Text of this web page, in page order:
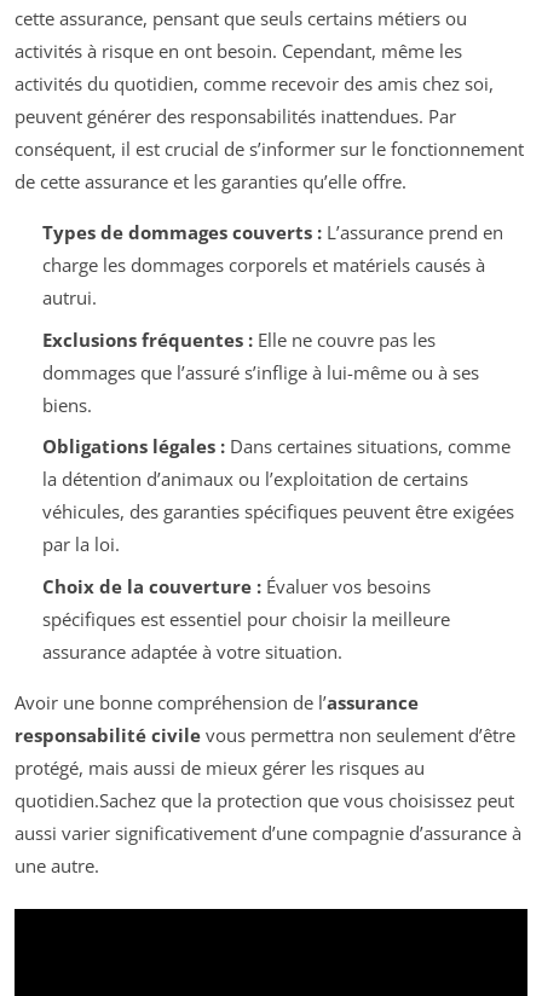
cette assurance, pensant que seuls certains métiers ou
activités à risque en ont besoin. Cependant, même les
activités du quotidien, comme recevoir des amis chez soi,
peuvent générer des responsabilités inattendues. Par
conséquent, il est crucial de s’informer sur le fonctionnement
de cette assurance et les garanties qu’elle offre.
Types de dommages couverts :L’assurance prend en
charge les dommages corporels et matériels causés à
autrui.
Exclusions fréquentes :Elle ne couvre pas les
dommages que l’assuré s’inflige à lui-même ou à ses
biens.
Obligations légales :Dans certaines situations, comme
la détention d’animaux ou l’exploitation de certains
véhicules, des garanties spécifiques peuvent être exigées
par la loi.
Choix de la couverture :Évaluer vos besoins
spécifiques est essentiel pour choisir la meilleure
assurance adaptée à votre situation.
Avoir une bonne compréhension de l’assurance
responsabilité civile vous permettra non seulement d’être
protégé, mais aussi de mieux gérer les risques au
quotidien.Sachez que la protection que vous choisissez peut
aussi varier significativement d’une compagnie d’assurance à
une autre.